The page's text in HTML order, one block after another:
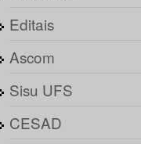
Editais
Ascom
Sisu UFS
CESAD